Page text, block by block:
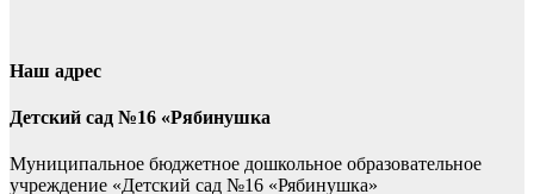
Наш адрес
Детский сад №16 «Рябинушка
Муниципальное бюджетное дошкольное образовательное
учреждение «Детский сад №16 «Рябинушка»